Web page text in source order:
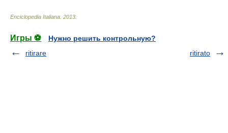
Enciclopedia Italiana 2013
Игры ⚽
Нужно решить контрольную?
ritirare
ritirato